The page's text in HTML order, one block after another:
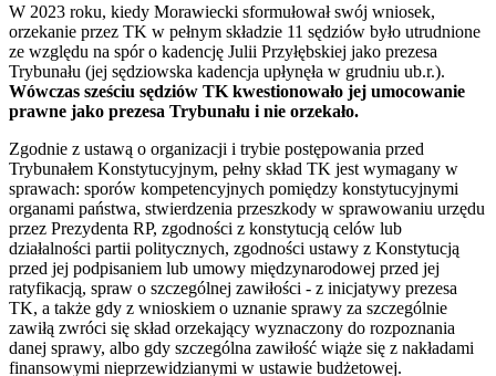
W 2023 roku, kiedy Morawiecki sformułował swój wniosek,
orzekanie przez TK w pełnym składzie 11 sędziów było utrudnione
ze względu na spór o kadencję Julii Przyłębskiej jako prezesa
Trybunału (jej sędziowska kadencja upłynęła w grudniu ub.r.).
Wówczas sześciu sędziów TK kwestionowało jej umocowanie
prawne jako prezesa Trybunału i nie orzekało.
Zgodnie z ustawą o organizacji i trybie postępowania przed
Trybunałem Konstytucyjnym, pełny skład TK jest wymagany w
sprawach: sporów kompetencyjnych pomiędzy konstytucyjnymi
organami państwa, stwierdzenia przeszkody w sprawowaniu urzędu
przez Prezydenta RP, zgodności z konstytucją celów lub
działalności partii politycznych, zgodności ustawy z Konstytucją
przed jej podpisaniem lub umowy międzynarodowej przed jej
ratyfikacją, spraw o szczególnej zawiłości - z inicjatywy prezesa
TK, a także gdy z wnioskiem o uznanie sprawy za szczególnie
zawiłą zwróci się skład orzekający wyznaczony do rozpoznania
danej sprawy, albo gdy szczególna zawiłość wiąże się z nakładami
finansowymi nieprzewidzianymi w ustawie budżetowej.